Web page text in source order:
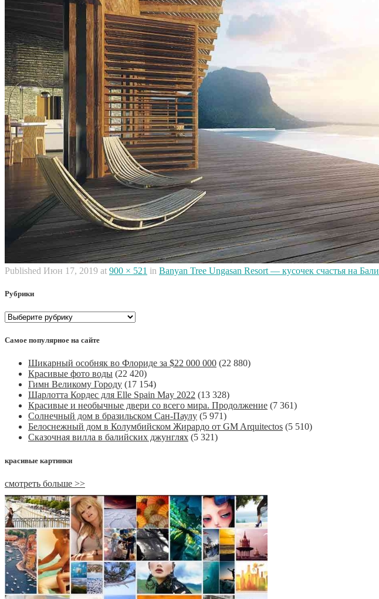
Published Июн 17, 2019 at 900 × 521 in Banyan Tree Ungasan Resort — кусочек счастья на Бали
Рубрики
Рубрики
Самое популярное на сайте
Шикарный особняк во Флориде за $22 000 000 (22 880)
Красивые фото воды (22 420)
Гимн Великому Городу (17 154)
Шарлотта Кордес для Elle Spain May 2022 (13 328)
Красивые и необычные двери со всего мира. Продолжение (7 361)
Солнечный дом в бразильском Сан-Паулу (5 971)
Белоснежный дом в Колумбийском Жирардо от GM Arquitectos (5 510)
Сказочная вилла в балийских джунглях (5 321)
красивые картинки
смотреть больше >>